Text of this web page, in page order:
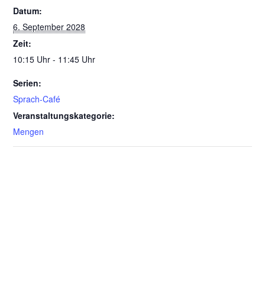
Datum:
6. September 2028
Zeit:
10:15 Uhr - 11:45 Uhr
Serien:
Sprach-Café
Veranstaltungskategorie:
Mengen